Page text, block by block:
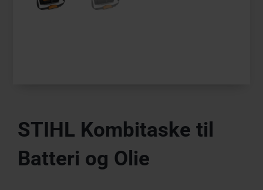
STIHL Kombitaske til
Batteri og Olie